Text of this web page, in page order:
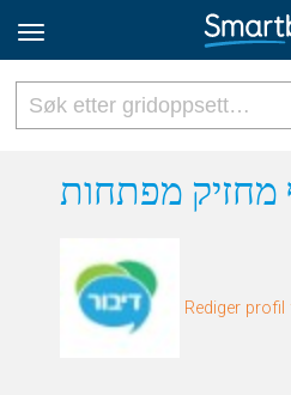
Online
מחזיק מפתחות